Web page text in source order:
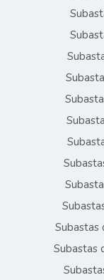
Subastas
Subastas